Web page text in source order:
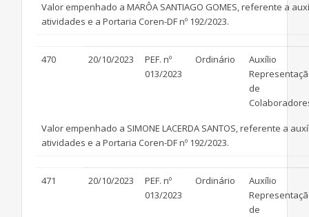
Valor empenhado a MARÔA SANTIAGO GOMES, referente a
atividades e a Portaria Coren-DF nº 192/2023.
470 20/10/2023
PEF. nº
013/2023
Ordinário
Auxílio
de
Valor empenhado a SIMONE LACERDA SANTOS, referente a
atividades e a Portaria Coren-DF nº 192/2023.
471 20/10/2023
PEF. nº
013/2023
Ordinário
Auxílio
de